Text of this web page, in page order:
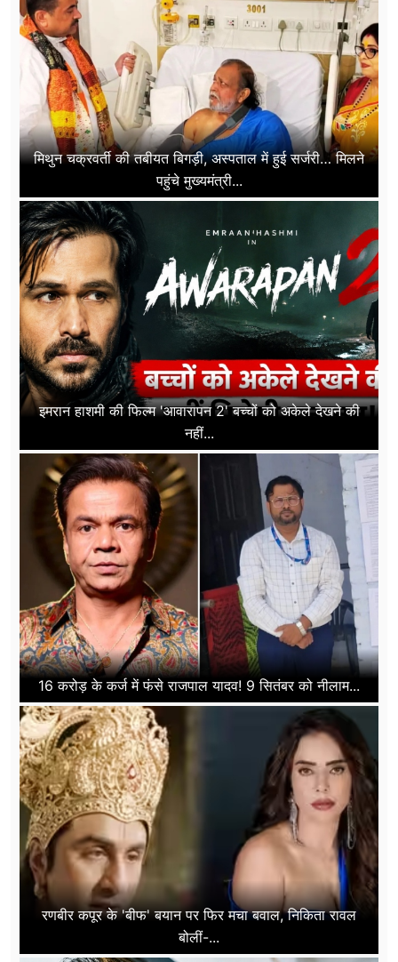
मिथुन चक्रवर्ती की तबीयत बिगड़ी, अस्पताल में हुई सर्जरी… मिलने
पहुंचे मुख्यमंत्री...
इमरान हाशमी की फिल्म 'आवारापन 2' बच्चों को अकेले देखने की
नहीं...
16 करोड़ के कर्ज में फंसे राजपाल यादव! 9 सितंबर को नीलाम...
रणबीर कपूर के 'बीफ' बयान पर फिर मचा बवाल, निकिता रावल
बोलीं-...